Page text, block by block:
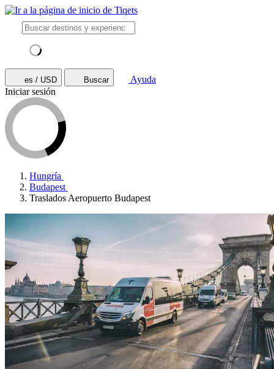
es / USD Buscar
Ayuda
Iniciar sesión
Hungría
Budapest
Traslados Aeropuerto Budapest